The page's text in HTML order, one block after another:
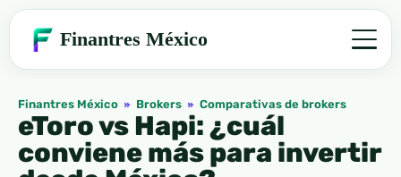
Finantres México
Finantres México » Brokers » Comparativas de brokers
eToro vs Hapi: ¿cuál
conviene más para invertir